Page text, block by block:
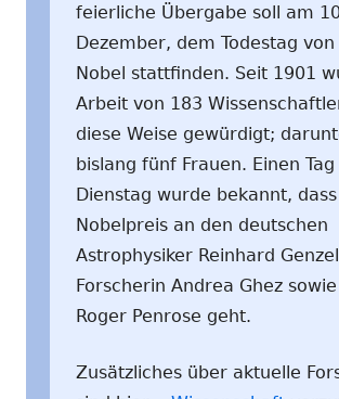
feierliche Übergabe soll am
Dezember, dem Todestag
Nobel stattfinden. Seit 1901
Arbeit von 183
diese Weise gewürdigt;
bislang fünf Frauen. Einen
Dienstag wurde bekannt,
Nobelpreis an den deutschen
Astrophysiker Reinhard
Forscherin Andrea Ghez
Roger Penrose geht.
Zusätzliches über aktuelle